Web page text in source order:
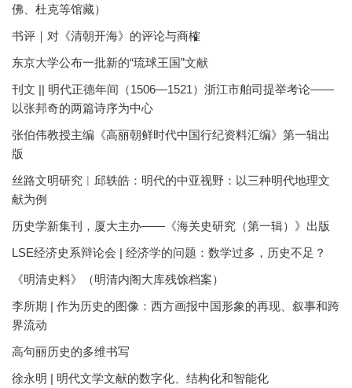
佛、杜克等馆藏）
书评｜对《清朝开海》的评论与商榷
东京大学公布一批新的“琉球王国”文献
刊文 || 明代正德年间（1506—1521）浙江市舶司提举考论——
以张邦奇的两篇诗序为中心
张伯伟教授主编《高丽朝鲜时代中国行纪资料汇编》第一辑出
版
丝路文明研究︱邱轶皓：明代的中亚视野：以三种明代地理文
献为例
历史学新集刊，厦大主办——《海关史研究（第一辑）》出版
LSE经济史系辩论会 | 经济学的问题：数学过多，历史不足？
《明清史料》（明清内阁大库残馀档案）
李所期 | 作为历史的图像：西方画报中国形象的再现、叙事和跨
界流动
高句丽历史的多维书写
徐永明 | 明代文学文献的数字化、结构化和智能化